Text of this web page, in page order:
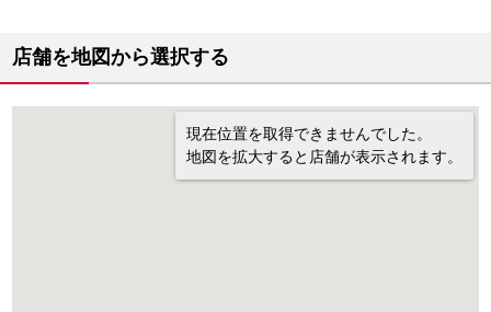
店舗を地図から選択する
現在位置を取得できませんでした。
地図を拡大すると店舗が表示されます。